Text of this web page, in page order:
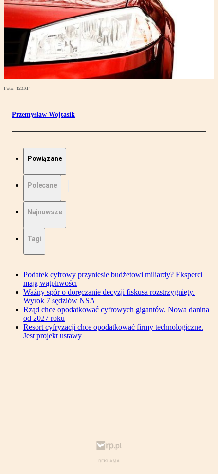
Foto: 123RF
Przemysław Wojtasik
Powiązane
Polecane
Najnowsze
Tagi
Podatek cyfrowy przyniesie budżetowi miliardy? Eksperci
mają wątpliwości
Ważny spór o doręczanie decyzji fiskusa rozstrzygnięty.
Wyrok 7 sędziów NSA
Rząd chce opodatkować cyfrowych gigantów. Nowa danina
od 2027 roku
Resort cyfryzacji chce opodatkować firmy technologiczne.
Jest projekt ustawy